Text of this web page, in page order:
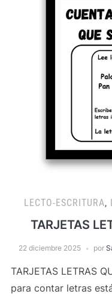
LECTO-ESCRITURA,
TARJETAS
22 diciembre 2025 por
TARJETAS LETRAS
para contar letras